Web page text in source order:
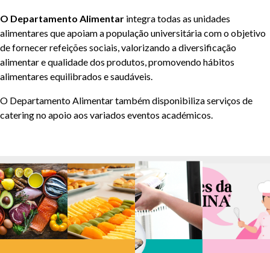
O Departamento Alimentar integra todas as unidades
alimentares que apoiam a população universitária com o objetivo
de fornecer refeições sociais, valorizando a diversificação
alimentar e qualidade dos produtos, promovendo hábitos
alimentares equilibrados e saudáveis.
O Departamento Alimentar também disponibiliza serviços de
catering no apoio aos variados eventos académicos.